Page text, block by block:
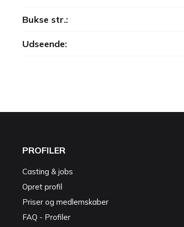
Bukse str.:
Udseende:
PROFILER
Casting & jobs
Opret profil
Priser og medlemskaber
FAQ - Profiler